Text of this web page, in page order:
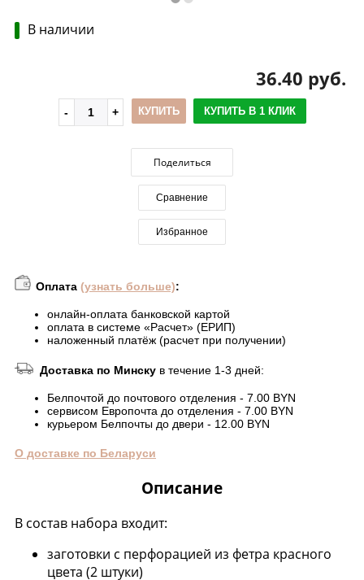
В наличии
36.40 руб.
КУПИТЬ КУПИТЬ В 1 КЛИК
Поделиться
Сравнение
Избранное
Оплата (узнать больше):
онлайн-оплата банковской картой
оплата в системе «Расчет» (ЕРИП)
наложенный платёж (расчет при получении)
Доставка по Минску в течение 1-3 дней:
Белпочтой до почтового отделения - 7.00 BYN
сервисом Европочта до отделения - 7.00 BYN
курьером Белпочты до двери - 12.00 BYN
О доставке по Беларуси
Описание
В состав набора входит:
заготовки с перфорацией из фетра красного
цвета (2 штуки)